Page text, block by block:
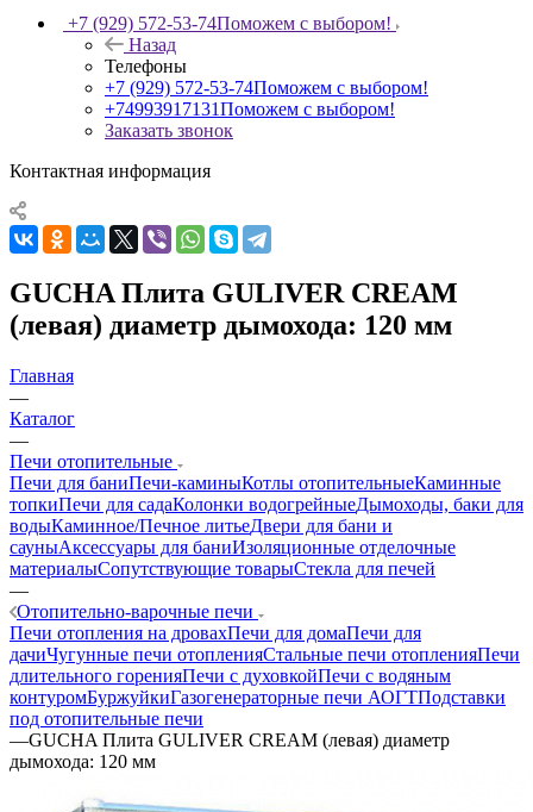
+7 (929) 572-53-74Поможем с выбором!
Назад
Телефоны
+7 (929) 572-53-74Поможем с выбором!
+74993917131Поможем с выбором!
Заказать звонок
Контактная информация
GUCHA Плита GULIVER CREAM
(левая) диаметр дымохода: 120 мм
Главная
—
Каталог
—
Печи отопительные
Печи для баниПечи-каминыКотлы отопительныеКаминные
топкиПечи для садаКолонки водогрейныеДымоходы, баки для
водыКаминное/Печное литьеДвери для бани и
сауныАксессуары для баниИзоляционные отделочные
материалыСопутствующие товарыСтекла для печей
—
Отопительно-варочные печи
Печи отопления на дровахПечи для домаПечи для
дачиЧугунные печи отопленияСтальные печи отопленияПечи
длительного горенияПечи с духовкойПечи с водяным
контуромБуржуйкиГазогенераторные печи АОГТПодставки
под отопительные печи
—GUCHA Плита GULIVER CREAM (левая) диаметр
дымохода: 120 мм